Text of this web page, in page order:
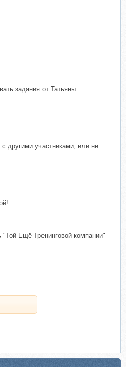
задания от Татьяны
другими участниками, или не
Ещё Тренинговой компании"